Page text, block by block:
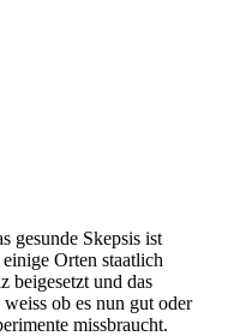
gesunde Skepsis ist
Orten staatlich
beigesetzt und das
ob es nun gut oder
missbraucht.